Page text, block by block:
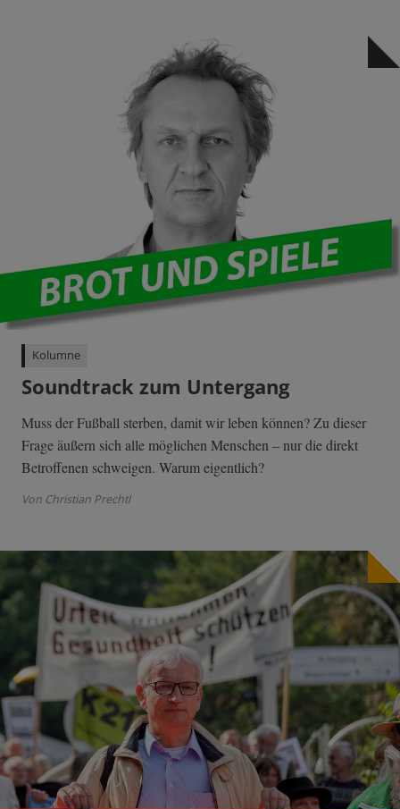
Kolumne
Soundtrack zum Untergang
Muss der Fußball sterben, damit wir leben können? Zu dieser
Frage äußern sich alle möglichen Menschen – nur die direkt
Betroffenen schweigen. Warum eigentlich?
Von Christian Prechtl